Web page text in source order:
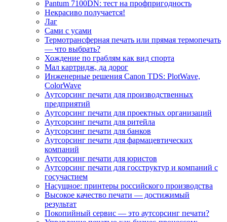
Pantum 7100DN: тест на профпригодность
Некрасиво получается!
Лаг
Сами с усами
Термотрансферная печать или прямая термопечать
— что выбрать?
Хождение по граблям как вид спорта
Мал картридж, да дорог
Инженерные решения Canon TDS: PlotWave,
ColorWave
Аутсорсинг печати для производственных
предприятий
Аутсорсинг печати для проектных организаций
Аутсорсинг печати для ритейла
Аутсорсинг печати для банков
Аутсорсинг печати для фармацевтических
компаний
Аутсорсинг печати для юристов
Аутсорсинг печати для госструктур и компаний с
госучастием
Насущное: принтеры российского производства
Высокое качество печати — достижимый
результат
Покопийный сервис — это аутсорсинг печати?